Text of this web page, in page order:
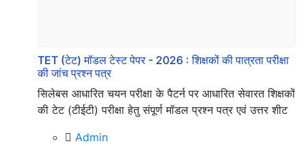
TET (टेट) मॉडल टेस्ट पेपर - 2026 : शिक्षकों की पात्रता परीक्षा
की जांच प्रश्न पत्र
सिलेबस आधारित चयन परीक्षा के पैटर्न पर आधारित सेवारत शिक्षकों
की टेट (टीईटी) परीक्षा हेतु संपूर्ण मॉडल प्रश्न पत्र एवं उत्तर शीट
Admin